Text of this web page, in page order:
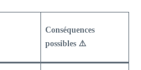
Conséquences
possibles ⚠️